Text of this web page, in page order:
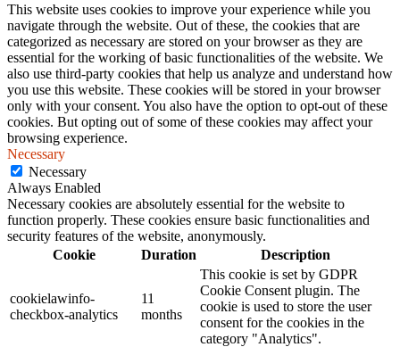
This website uses cookies to improve your experience while you
navigate through the website. Out of these, the cookies that are
categorized as necessary are stored on your browser as they are
essential for the working of basic functionalities of the website. We
also use third-party cookies that help us analyze and understand how
you use this website. These cookies will be stored in your browser
only with your consent. You also have the option to opt-out of these
cookies. But opting out of some of these cookies may affect your
browsing experience.
Necessary
Necessary
Always Enabled
Necessary cookies are absolutely essential for the website to
function properly. These cookies ensure basic functionalities and
security features of the website, anonymously.
Cookie
Duration Description
cookielawinfo-
checkbox-analytics
11
months
This cookie is set by GDPR
Cookie Consent plugin. The
cookie is used to store the user
consent for the cookies in the
category "Analytics".